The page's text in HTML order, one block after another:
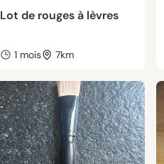
Lot de rouges à lèvres
1 mois 7km